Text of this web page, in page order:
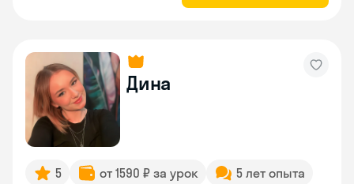
Дина
5 от 1590 ₽ за урок
5 лет опыта